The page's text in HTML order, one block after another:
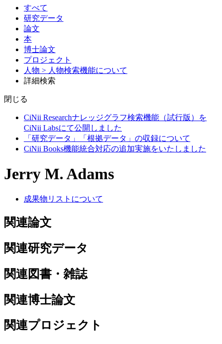
すべて
研究データ
論文
本
博士論文
プロジェクト
人物 > 人物検索機能について
詳細検索
閉じる
CiNii Researchナレッジグラフ検索機能（試行版）を
CiNii Labsにて公開しました
「研究データ」「根拠データ」の収録について
CiNii Books機能統合対応の追加実施をいたしました
Jerry M. Adams
成果物リストについて
関連論文
関連研究データ
関連図書・雑誌
関連博士論文
関連プロジェクト